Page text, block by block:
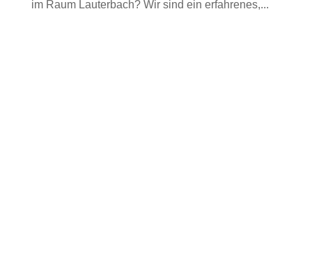
im Raum Lauterbach? Wir sind ein erfahrenes,...